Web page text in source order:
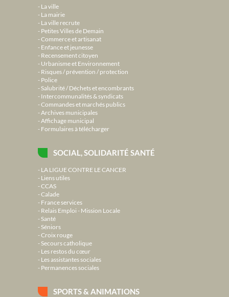
La ville
La mairie
La ville recrute
Petites Villes de Demain
Commerce et artisanat
Enfance et jeunesse
Recensement citoyen
Urbanisme et Environnement
Risques / prévention / protection
Police
Salubrité / Déchets et encombrants
Intercommunalités & syndicats
Commandes et marchés publics
Archives municipales
Affichage municipal
Formulaires à télécharger
SOCIAL, SOLIDARITÉ SANTÉ
LA LIGUE CONTRE LE CANCER
Liens utiles
CCAS
Calade
France services
Relais Emploi - Mission Locale
Santé
Séniors
Croix rouge
Secours catholique
Les restos du cœur
Les assistantes sociales
Permanences sociales
SPORTS & ANIMATIONS